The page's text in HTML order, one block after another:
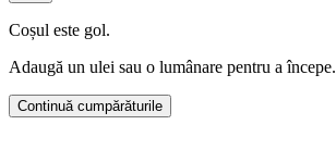
Coșul este gol.
Adaugă un ulei sau o lumânare pentru a începe.
Continuă cumpărăturile